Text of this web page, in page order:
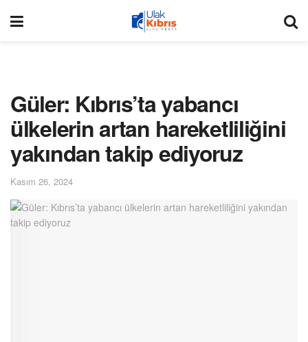
Güler: Kıbrıs’ta yabancı
ülkelerin artan hareketliliğini
yakından takip ediyoruz
Kasım 26, 2024